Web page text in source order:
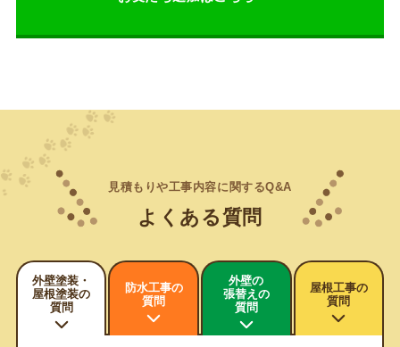
見積もりや工事内容に関するQ&A
よくある質問
外壁塗装・
屋根塗装の
質問
防水工事の
質問
外壁の
張替えの
質問
屋根工事の
質問